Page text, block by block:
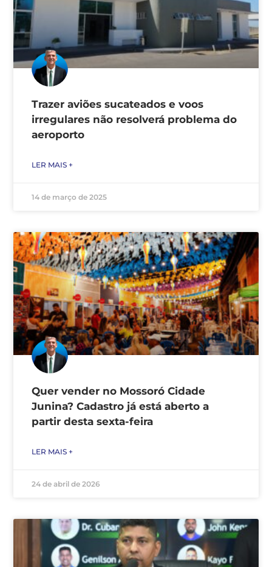
Trazer aviões sucateados e voos
irregulares não resolverá problema do
aeroporto
LER MAIS +
14 de março de 2025
Quer vender no Mossoró Cidade
Junina? Cadastro já está aberto a
partir desta sexta-feira
LER MAIS +
24 de abril de 2026